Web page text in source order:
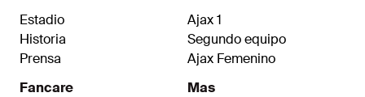
Estadio
Historia
Prensa
Fancare
Ajax 1
Segundo equipo
Ajax Femenino
Mas